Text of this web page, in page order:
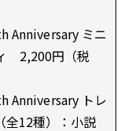
Anniversary ミニ
2,200円（税
Anniversary トレ
全12種）：小説